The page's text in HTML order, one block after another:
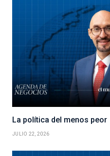
La política del menos peor
JULIO 22, 2026